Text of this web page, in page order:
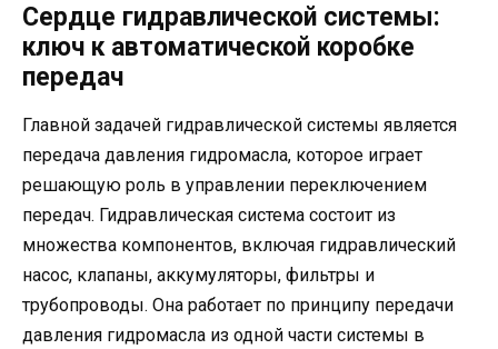
Сердце гидравлической системы:
ключ к автоматической коробке
передач
Главной задачей гидравлической системы является
передача давления гидромасла, которое играет
решающую роль в управлении переключением
передач. Гидравлическая система состоит из
множества компонентов, включая гидравлический
насос, клапаны, аккумуляторы, фильтры и
трубопроводы. Она работает по принципу передачи
давления гидромасла из одной части системы в